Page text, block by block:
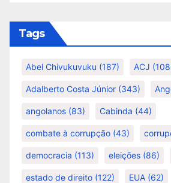
Tags
Abel Chivukuvuku (187) ACJ
Adalberto Costa Júnior (343)
angolanos (83) Cabinda (44)
combate à corrupção (43)
democracia (113) eleições (86)
estado de direito (122) EUA (62)